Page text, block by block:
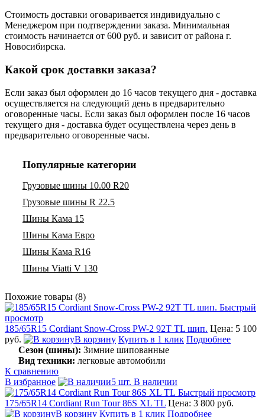
Стоимость доставки оговаривается индивидуально с
Менеджером при подтверждении заказа. Минимальная
стоимость начинается от 600 руб. и зависит от района г.
Новосибирска.
Какой срок доставки заказа?
Если заказ был оформлен до 16 часов текущего дня - доставка
осуществляется на следующий день в предварительно
оговоренные часы. Если заказ был оформлен после 16 часов
текущего дня - доставка будет осуществлена через день в
предварительно оговоренные часы.
Популярные категории
Грузовые шины 10.00 R20
Грузовые шины R 22.5
Шины Кама 15
Шины Кама Евро
Шины Кама R16
Шины Viatti V 130
Похожие товары (8)
Быстрый
просмотр
185/65R15 Cordiant Snow-Cross PW-2 92T TL шип. Цена: 5 100
руб.
В корзину Купить в 1 клик Подробнее
Сезон (шины): Зимние шипованные
Вид техники: легковые автомобили
К сравнению
В избранное
5 шт. В наличии
Быстрый просмотр
175/65R14 Cordiant Run Tour 86S XL TL Цена: 3 800 руб.
В корзину Купить в 1 клик Подробнее